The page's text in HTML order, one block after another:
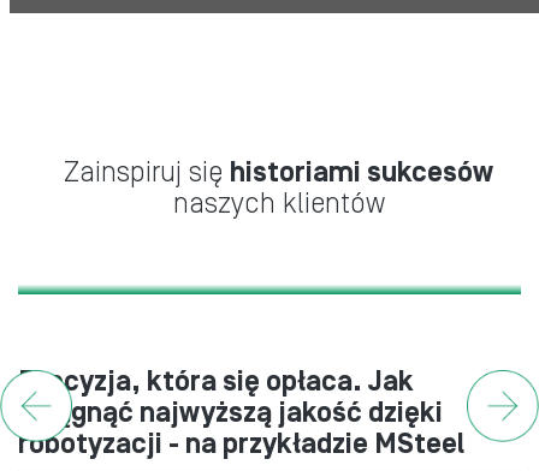
Zainspiruj się historiami sukcesów
naszych klientów
Precyzja, która się opłaca. Jak
osiągnąć najwyższą jakość dzięki
robotyzacji - na przykładzie MSteel